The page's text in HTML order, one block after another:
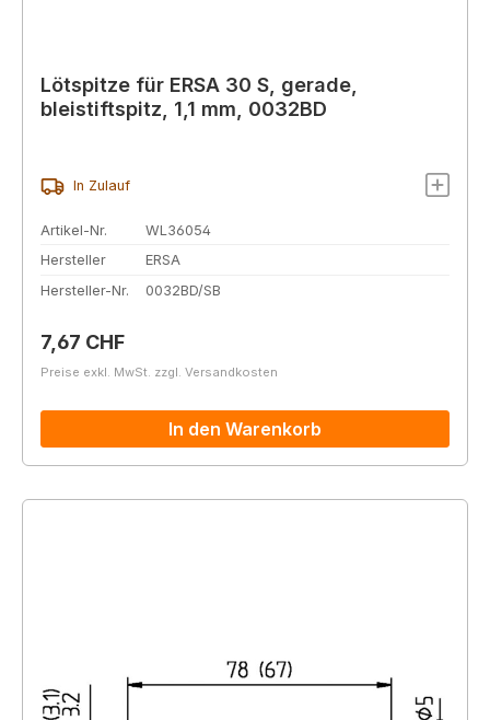
Lötspitze für ERSA 30 S, gerade,
bleistiftspitz, 1,1 mm, 0032BD
In Zulauf
Artikel-Nr.
WL36054
Hersteller
ERSA
Hersteller-Nr.
0032BD/SB
Regulärer Preis:
7,67 CHF
Preise exkl. MwSt. zzgl. Versandkosten
In den Warenkorb